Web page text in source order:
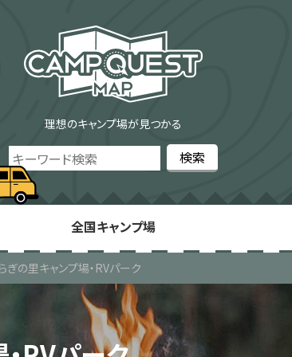
理想のキャンプ場が見つかる
全国キャンプ場
ぎの里キャンプ場・RVパーク